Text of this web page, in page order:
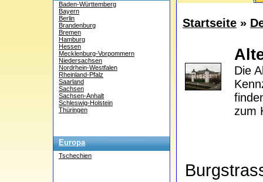
Baden-Württemberg
Bayern
Berlin
Brandenburg
Bremen
Hamburg
Hessen
Mecklenburg-Vorpommern
Niedersachsen
Nordrhein-Westfalen
Rheinland-Pfalz
Saarland
Sachsen
Sachsen-Anhalt
Schleswig-Holstein
Thüringen
Europa
Tschechien
Startseite »
Die
zum